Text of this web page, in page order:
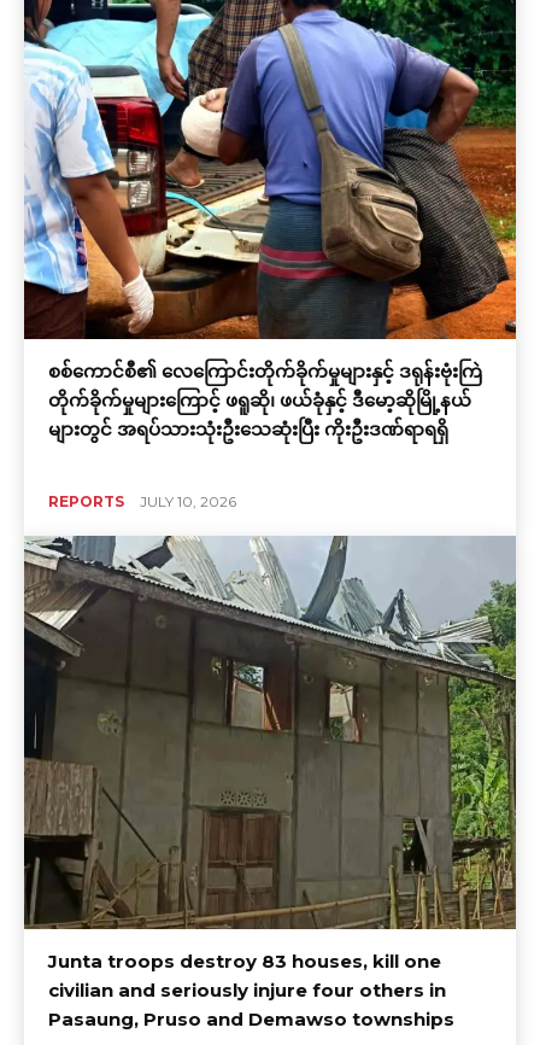
စစ်ကောင်စီ၏ လေကြောင်းတိုက်ခိုက်မှုများနှင့် ဒရုန်းဗုံးကြဲ
တိုက်ခိုက်မှုများကြောင့် ဖရူဆို၊ ဖယ်ခုံနှင့် ဒီမော့ဆိုမြို့နယ်
များတွင် အရပ်သားသုံးဦးသေဆုံးပြီး ကိုးဦးဒဏ်ရာရရှိ
REPORTS JULY 10, 2026
Junta troops destroy 83 houses, kill one
civilian and seriously injure four others in
Pasaung, Pruso and Demawso townships